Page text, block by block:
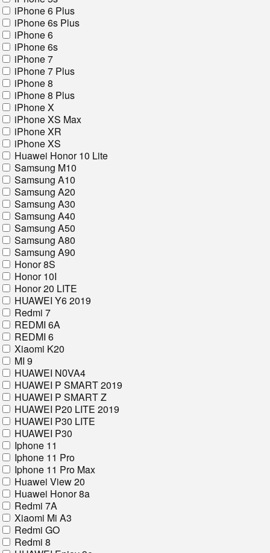
iPhone 6 Plus
iPhone 6s Plus
iPhone 6
iPhone 6s
iPhone 7
iPhone 7 Plus
iPhone 8
iPhone 8 Plus
iPhone X
iPhone XS Max
iPhone XR
iPhone XS
Huawei Honor 10 Lite
Samsung M10
Samsung A10
Samsung A20
Samsung A30
Samsung A40
Samsung A50
Samsung A80
Samsung A90
Honor 8S
Honor 10I
Honor 20 LITE
HUAWEI Y6 2019
Redmi 7
REDMI 6A
REDMI 6
Xiaomi K20
MI 9
HUAWEI NОVA4
HUAWEI P SMART 2019
HUAWEI P SMART Z
HUAWEI P20 LITE 2019
HUAWEI P30 LITE
HUAWEI P30
Iphone 11
Iphone 11 Pro
Iphone 11 Pro Max
Huawei View 20
Huawei Honor 8a
Redmi 7A
Xiaomi Mi A3
Redmi GO
Redmi 8